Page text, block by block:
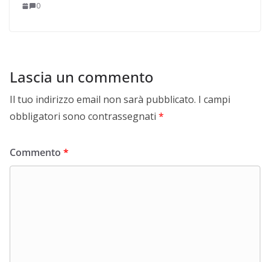
0
Lascia un commento
Il tuo indirizzo email non sarà pubblicato. I campi
obbligatori sono contrassegnati *
Commento *